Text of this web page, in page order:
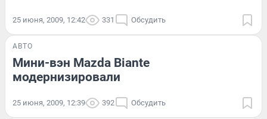
25 июня, 2009, 12:42 331 Обсудить
АВТО
Мини-вэн Mazda Biante
модернизировали
25 июня, 2009, 12:39 392 Обсудить